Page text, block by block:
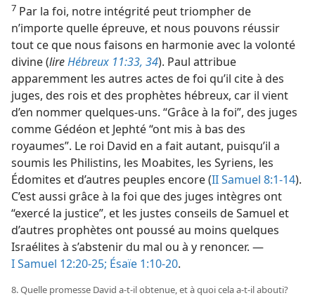
7 Par la foi, notre intégrité peut triompher de
n’importe quelle épreuve, et nous pouvons réussir
tout ce que nous faisons en harmonie avec la volonté
divine (lireHébreux 11:33, 34). Paul attribue
apparemment les autres actes de foi qu’il cite à des
juges, des rois et des prophètes hébreux, car il vient
d’en nommer quelques-uns. “Grâce à la foi”, des juges
comme Gédéon et Jephté “ont mis à bas des
royaumes”. Le roi David en a fait autant, puisqu’il a
soumis les Philistins, les Moabites, les Syriens, les
Édomites et d’autres peuples encore (II Samuel 8:1-14).
C’est aussi grâce à la foi que des juges intègres ont
“exercé la justice”, et les justes conseils de Samuel et
d’autres prophètes ont poussé au moins quelques
Israélites à s’abstenir du mal ou à y renoncer. —
I Samuel 12:20-25; Ésaïe 1:10-20.
8. Quelle promesse David a-​t-​il obtenue, et à quoi cela a-​t-​il abouti?